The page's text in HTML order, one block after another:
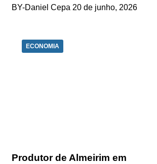
BY-Daniel Cepa 20 de junho, 2026
ECONOMIA
Produtor de Almeirim em